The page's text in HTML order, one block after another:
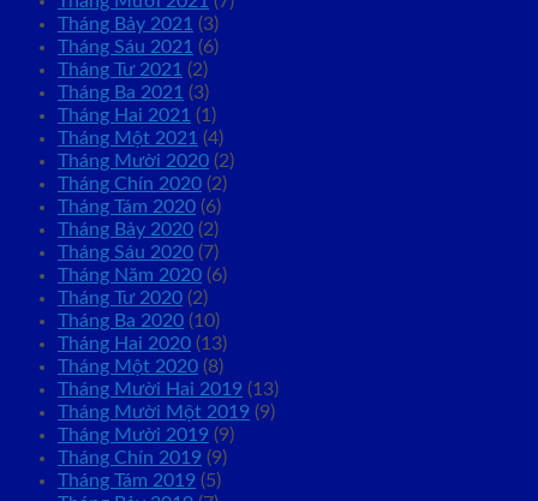
Tháng Bảy 2021 (3)
Tháng Sáu 2021 (6)
Tháng Tư 2021 (2)
Tháng Ba 2021 (3)
Tháng Hai 2021 (1)
Tháng Một 2021 (4)
Tháng Mười 2020 (2)
Tháng Chín 2020 (2)
Tháng Tám 2020 (6)
Tháng Bảy 2020 (2)
Tháng Sáu 2020 (7)
Tháng Năm 2020 (6)
Tháng Tư 2020 (2)
Tháng Ba 2020 (10)
Tháng Hai 2020 (13)
Tháng Một 2020 (8)
Tháng Mười Hai 2019 (13)
Tháng Mười Một 2019 (9)
Tháng Mười 2019 (9)
Tháng Chín 2019 (9)
Tháng Tám 2019 (5)